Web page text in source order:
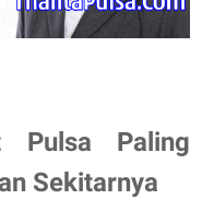
Pulsa Paling
Sekitarnya